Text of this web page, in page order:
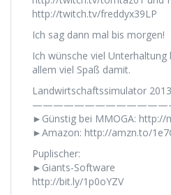
http://twitch.tv/freddyx39LP
Ich sag dann mal bis morgen!
Ich wünsche viel
allem viel Spaß damit.
Landwirtschaftssimulator
►Günstig bei MMOGA: http://
►Amazon: http://amzn.to/
Puplischer:
►Giants-Software
http://bit.ly/1p0oYZV